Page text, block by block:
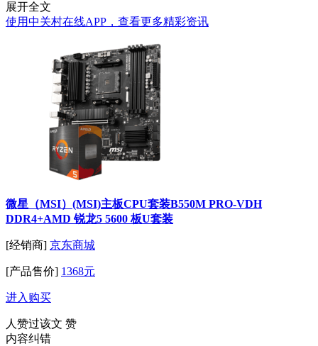
展开全文
使用中关村在线APP，查看更多精彩资讯
微星（MSI）(MSI)主板CPU套装B550M PRO-VDH
DDR4+AMD 锐龙5 5600 板U套装
[经销商] 京东商城
[产品售价] 1368元
进入购买
人赞过该文 赞
内容纠错